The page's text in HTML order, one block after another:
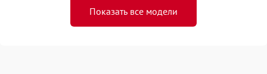
Показать все модели